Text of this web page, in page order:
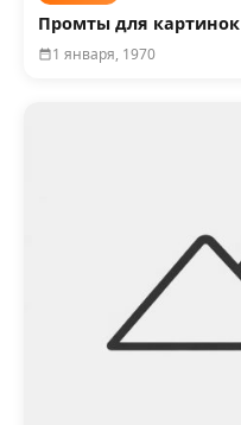
Промты для картинок
1 января, 1970